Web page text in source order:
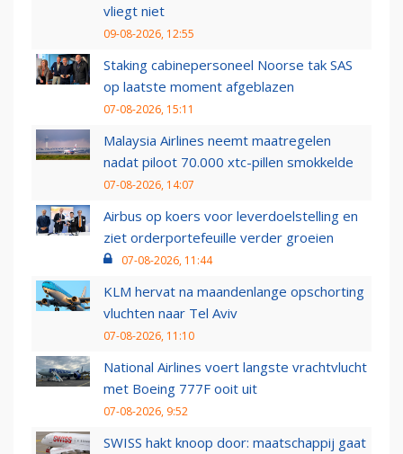
vliegt niet
09-08-2026, 12:55
Staking cabinepersoneel Noorse tak SAS
op laatste moment afgeblazen
07-08-2026, 15:11
Malaysia Airlines neemt maatregelen
nadat piloot 70.000 xtc-pillen smokkelde
07-08-2026, 14:07
Airbus op koers voor leverdoelstelling en
ziet orderportefeuille verder groeien
07-08-2026, 11:44
KLM hervat na maandenlange opschorting
vluchten naar Tel Aviv
07-08-2026, 11:10
National Airlines voert langste vrachtvlucht
met Boeing 777F ooit uit
07-08-2026, 9:52
SWISS hakt knoop door: maatschappij gaat